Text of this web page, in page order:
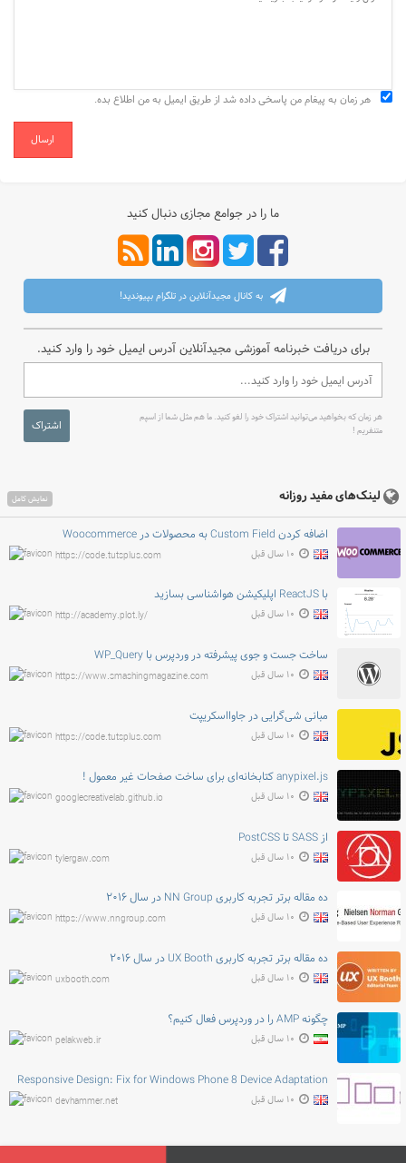
هر زمان به پیغام من پاسخی داده شد از طریق ایمیل به من اطلاع بده.
ارسال
ما را در جوامع مجازی دنبال کنید
به کانال مجیدآنلاین در تلگرام بپیوندید!
برای دریافت خبرنامه آموزشی مجیدآنلاین آدرس ایمیل خود را وارد کنید.
هر زمان که بخواهید می‌توانید اشتراک خود را لغو کنید. ما هم مثل شما از اسپم
متنفریم !
اشتراک
لینک‌های مفید روزانه نمایش کامل
اضافه کردن Custom Field به محصولات در Woocommerce
https://code.tutsplus.com ۱۰ سال قبل
با ReactJS اپلیکیشن هواشناسی بسازید
http://academy.plot.ly/ ۱۰ سال قبل
ساخت جست و جوی پیشرفته در وردپرس با WP_Query
https://www.smashingmagazine.com ۱۰ سال قبل
مبانی شی‌گرایی در جاوااسکریپت
https://code.tutsplus.com ۱۰ سال قبل
anypixel.js کتابخانه‌ای برای ساخت صفحات غیر معمول !
googlecreativelab.github.io ۱۰ سال قبل
از SASS تا PostCSS
tylergaw.com ۱۰ سال قبل
ده مقاله برتر تجربه کاربری NN Group در سال ۲۰۱۶
https://www.nngroup.com ۱۰ سال قبل
ده مقاله برتر تجربه کاربری UX Booth در سال ۲۰۱۶
uxbooth.com ۱۰ سال قبل
چگونه AMP را در وردپرس فعال کنیم؟
pelakweb.ir ۱۰ سال قبل
Responsive Design: Fix for Windows Phone 8 Device Adaptation
devhammer.net ۱۰ سال قبل